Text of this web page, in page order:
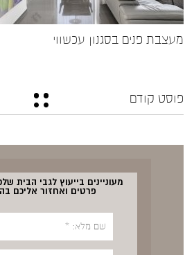
מעצבת פנים בסגנון עכשווי
פוסט קודם
מעוניינים בייעוץ לגבי הבית
פרטים ואחזור אליכם